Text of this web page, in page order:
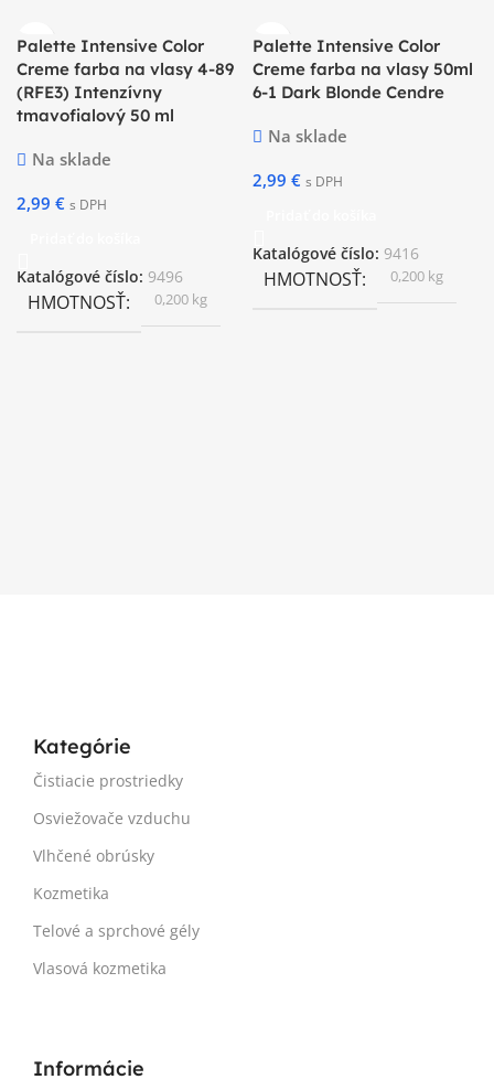
Palette Intensive Color
Creme farba na vlasy 4-89
(RFE3) Intenzívny
tmavofialový 50 ml
Na sklade
2,99 € s DPH
Katalógové číslo: 9496
HMOTNOSŤ 0,200 kg
Palette Intensive Color
Creme farba na vlasy 50ml
6-1 Dark Blonde Cendre
Na sklade
2,99 € s DPH
Katalógové číslo: 9416
HMOTNOSŤ 0,200 kg
Kategórie
Čistiacie prostriedky
Osviežovače vzduchu
Vlhčené obrúsky
Kozmetika
Telové a sprchové gély
Vlasová kozmetika
Informácie